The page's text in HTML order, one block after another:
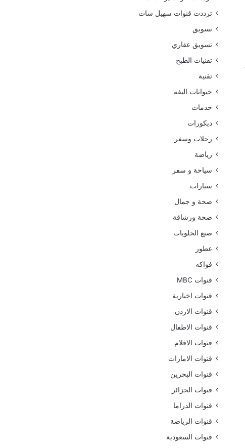
ترددت قنوات سهيل سات
تسويق
تسويق عقاري
تقنيات الطبخ
تقنية
حيوانات اليفه
خدمات
ديكورات
رحلات وسفر
رياضة
سياحة و سفر
سيارات
صحة و جمال
صحة ورشاقة
صنع الحلويات
عطور
فواكه
قنوات MBC
قنوات اخبارية
قنوات الاردن
قنوات الاطفال
قنوات الافلام
قنوات الامارات
قنوات البحرين
قنوات الجزائر
قنوات الدراما
قنوات الرياضة
قنوات السعودية